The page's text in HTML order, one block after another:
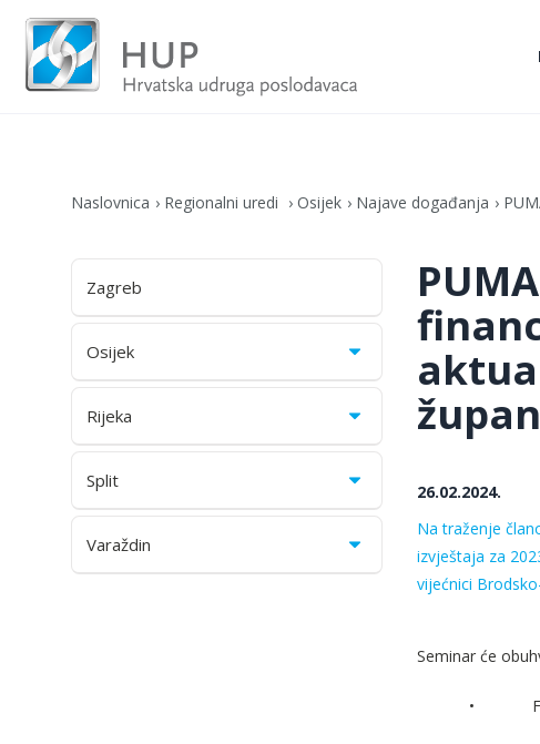
Naslovnica Regionalni uredi Osijek Najave događanja
Zagreb
Osijek
Rijeka
Split
Varaždin
26.02.2024.
Na traženje
izvještaja za
vijećnici
Seminar će
•